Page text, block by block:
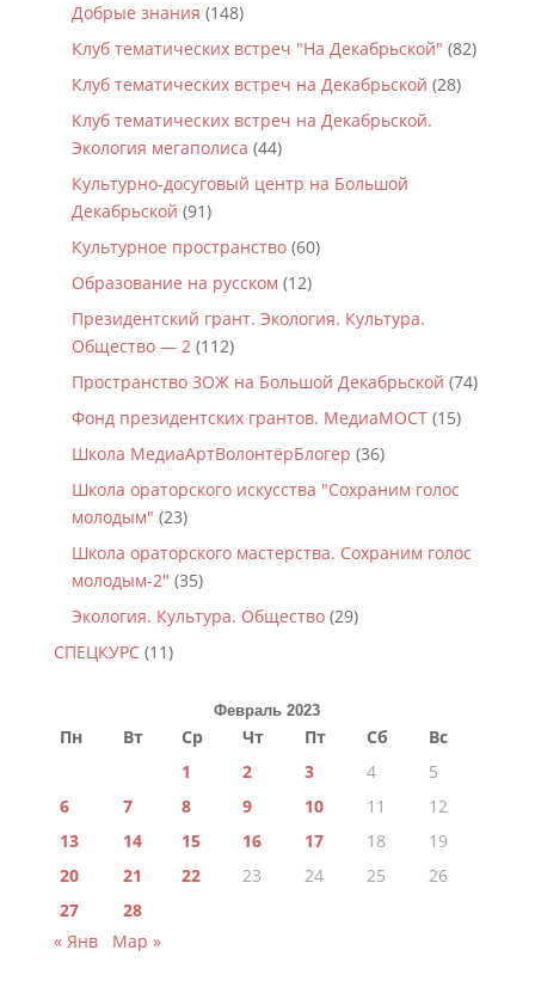
Добрые знания (148)
Клуб тематических встреч "На Декабрьской" (82)
Клуб тематических встреч на Декабрьской (28)
Клуб тематических встреч на Декабрьской.
Экология мегаполиса (44)
Культурно-досуговый центр на Большой
Декабрьской (91)
Культурное пространство(60)
Образование на русском (12)
Президентский грант. Экология. Культура.
Общество — 2(112)
Пространство ЗОЖ на Большой Декабрьской (74)
Фонд президентских грантов. МедиаМОСТ(15)
Школа МедиаАртВолонтёрБлогер (36)
Школа ораторского искусства "Сохраним голос
молодым" (23)
Школа ораторского мастерства. Сохраним голос
молодым-2" (35)
Экология. Культура. Общество(29)
СПЕЦКУРС(11)
Февраль 2023
Пн Вт Ср Чт Пт Сб
Вс
1
2 3 4
5
6
7 8 9 10 11
12
13
14 15 16 17 18
19
20
21 22 23 24 25
26
27
28
« Янв
Мар »